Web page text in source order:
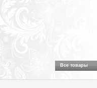
Все товары